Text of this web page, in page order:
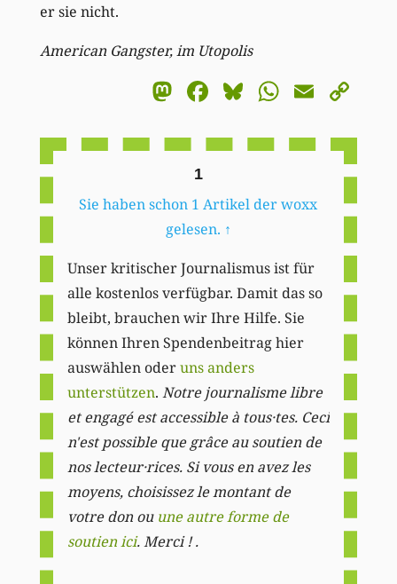
er sie nicht.
American Gangster, im Utopolis
Mastodon
Facebook
BlueskyEmail
1
Sie haben schon 1 Artikel der woxx
gelesen. ↑
Unser kritischer Journalismus ist für
alle kostenlos verfügbar. Damit das so
bleibt, brauchen wir Ihre Hilfe. Sie
können Ihren Spendenbeitrag hier
auswählen oderuns anders
unterstützen. Notre journalisme libre
et engagé est accessible à tous·tes. Ceci
n'est possible que grâce au soutien de
nos lecteur·rices. Si vous en avez les
moyens, choisissez le montant de
votre don ou une autre forme de
soutien ici. Merci ! .